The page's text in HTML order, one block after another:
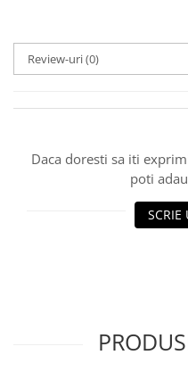
Review-uri(0)
Daca doresti sa iti
poti
SCRIE